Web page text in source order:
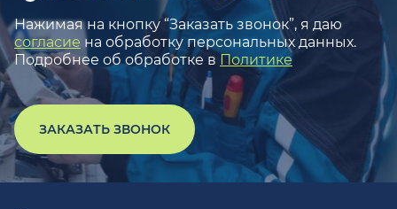
Нажимая на кнопку “Заказать звонок”, я даю
согласие на обработку персональных данных.
Подробнее об обработке в Политике
ЗАКАЗАТЬ ЗВОНОК